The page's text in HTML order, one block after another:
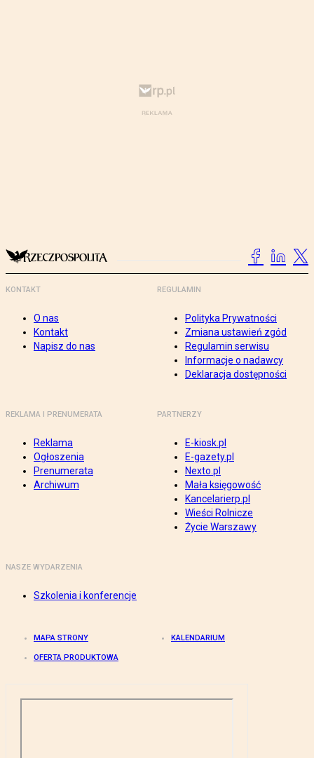
KONTAKT
O nas
Kontakt
Napisz do nas
REGULAMIN
Polityka Prywatności
Zmiana ustawień zgód
Regulamin serwisu
Informacje o nadawcy
Deklaracja dostępności
REKLAMA I PRENUMERATA
Reklama
Ogłoszenia
Prenumerata
Archiwum
PARTNERZY
E-kiosk.pl
E-gazety.pl
Nexto.pl
Mała księgowość
Kancelarierp.pl
Wieści Rolnicze
Życie Warszawy
NASZE WYDARZENIA
Szkolenia i konferencje
MAPA STRONY KALENDARIUM
OFERTA PRODUKTOWA